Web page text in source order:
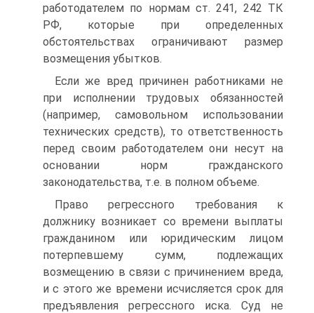
работодателем по нормам ст. 241, 242 ТК
РФ, которые при определенных
обстоятельствах ограничивают размер
возмещения убытков.
Если же вред причинен работниками не
при исполнении трудовых обязанностей
(например, самовольном использовании
технических средств), то ответственность
перед своим работодателем они несут на
основании норм гражданского
законодательства, т.е. в полном объеме.
Право регрессного требования к
должнику возникает со времени выплаты
гражданином или юридическим лицом
потерпевшему сумм, подлежащих
возмещению в связи с причинением вреда,
и с этого же времени исчисляется срок для
предъявления регрессного иска. Суд не